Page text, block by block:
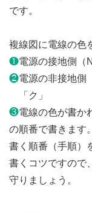
です。
複線図に電線の色
❶電源の接地側（
❷電源の非接地側
「ク」
❸電線の色が書か
の順番で書きます。
書く順番（手順）
書くコツですので
守りましょう。